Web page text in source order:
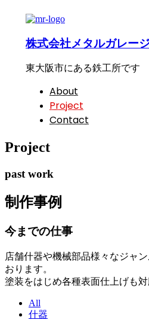
株式会社メタルガレー
東大阪市にある鉄工所です
About
Project
Contact
Project
past work
制作事例
今までの仕事
店舗什器や機械部品様々なジャ
おります。
塗装をはじめ各種表面仕上げも対
All
什器